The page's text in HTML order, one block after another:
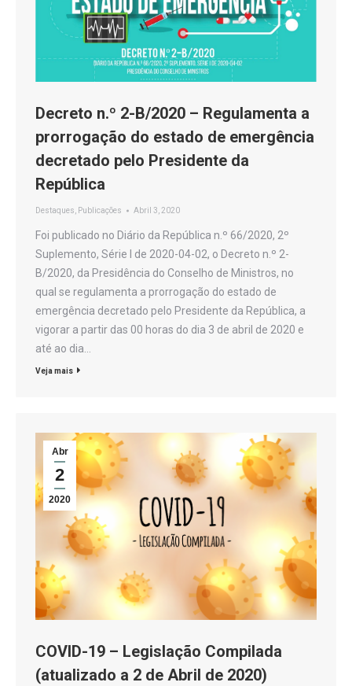
Decreto n.º 2-B/2020 – Regulamenta a
prorrogação do estado de emergência
decretado pelo Presidente da
República
Destaques Publicações Abril 3, 2020
Foi publicado no Diário da República n.º 66/2020, 2º
Suplemento, Série I de 2020-04-02, o Decreto n.º 2-
B/2020, da Presidência do Conselho de Ministros, no
qual se regulamenta a prorrogação do estado de
emergência decretado pelo Presidente da República, a
vigorar a partir das 00 horas do dia 3 de abril de 2020 e
até ao dia…
Veja mais
Abr
2
2020
COVID-19 – Legislação Compilada
(atualizado a 2 de Abril de 2020)